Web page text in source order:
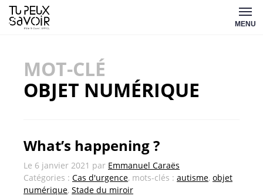
Aller
au
MENU
MOT-CLÉ
OBJET NUMÉRIQUE
What’s happening ?
Le 6 janvier 2021 par Emmanuel Caraës
Catégories : Cas d'urgence, mots-clés : autisme, objet
numérique, Stade du miroir